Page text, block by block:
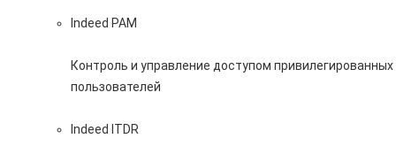
Indeed PAM
Контроль и управление доступом привилегированных
пользователей
Indeed ITDR